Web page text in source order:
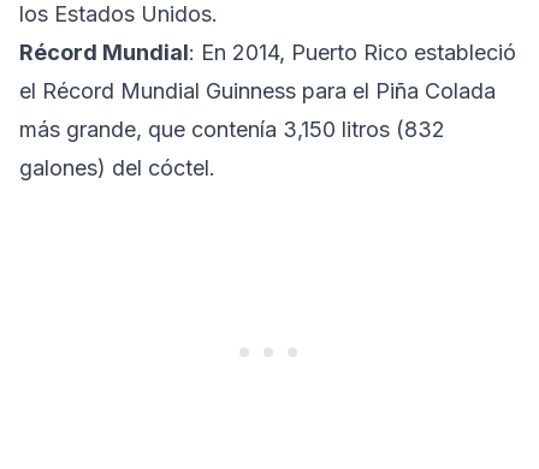
los Estados Unidos.
Récord Mundial: En 2014, Puerto Rico estableció
el Récord Mundial Guinness para el Piña Colada
más grande, que contenía 3,150 litros (832
galones) del cóctel.